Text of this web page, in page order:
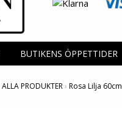
BUTIKENS ÖPPETTIDER
ALLA PRODUKTER› Rosa Lilja 60cm